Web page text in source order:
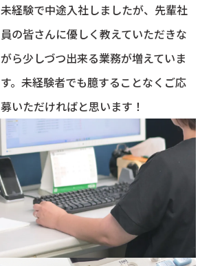
未経験で中途入社しましたが、先輩社
員の皆さんに優しく教えていただきな
がら少しづつ出来る業務が増えていま
す。未経験者でも臆することなくご応
募いただければと思います！